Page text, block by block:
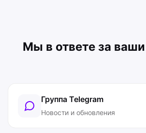
Мы в ответе за
Группа Telegram
Новости и обновления